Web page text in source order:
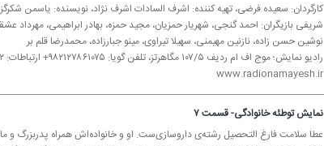
كارگردان: سعیده فرضی، تهیه كننده: اشرف السادات اشرف نژاد، نویسنده: یاسمن
شریفی بازیگران: احمد گنجی، شهریار حمزیان، مجید حمزه، بهادر ابراهیمی،
نوشین حسن زاده، نازنین مهیمنی، سهیلا تیراوی، مینو جبارزاده، محمدرضا قلم بر
www.radionamayesh.ir
نمایش توطئه خانوادگی- قسمت ۷
عطا سلامت فارغ التحصیل رشته‌ی داروسازی‌ست. او و خانواده‌اش همراه پدربزرگ و